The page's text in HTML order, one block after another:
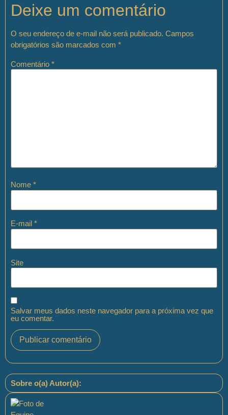
Deixe um comentário
O seu endereço de e-mail não será publicado. Campos
obrigatórios são marcados com *
Comentário *
Nome *
E-mail *
Site
Salvar meus dados neste navegador para a próxima vez que
eu comentar.
Sobre o(a) Autor(a):